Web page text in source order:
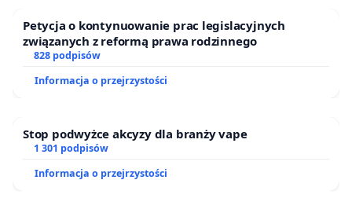
Petycja o kontynuowanie prac legislacyjnych
związanych z reformą prawa rodzinnego
828 podpisów
Informacja o przejrzystości
Stop podwyżce akcyzy dla branży vape
1 301 podpisów
Informacja o przejrzystości